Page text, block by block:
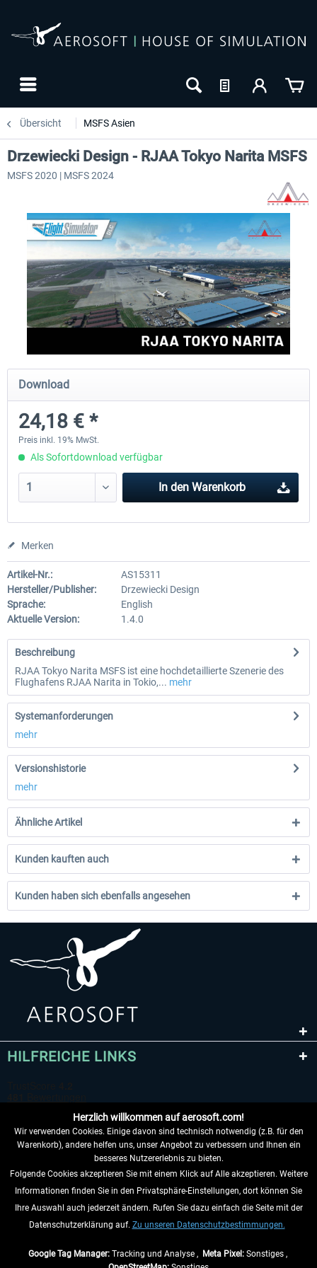
Übersicht MSFS Asien
Aerosoft Mt. Everest Airports Vol. 1 -
9,95 € *
Aerosoft Mt. Everest Airports
Drzewiecki Design - RJAA Tokyo Narita MSFS
MSFS 2020 | MSFS 2024
Download
24,18 € *
Preis inkl. 19% MwSt.
Als Sofortdownload verfügbar
In den Warenkorb
Merken
Artikel-Nr.:
AS15311
Hersteller/Publisher:
Drzewiecki Design
Sprache:
English
Aktuelle Version:
1.4.0
Beschreibung
RJAA Tokyo Narita MSFS ist eine hochdetaillierte Szenerie des
Flughafens RJAA Narita in Tokio,... mehr
Systemanforderungen
mehr
Versionshistorie
mehr
Ähnliche Artikel
Kunden kauften auch
Kunden haben sich ebenfalls angesehen
HILFREICHE LINKS
VERTRAG WIDERRUFEN
INFORMATIONEN
Herzlich willkommen auf aerosoft.com!
Wir verwenden Cookies. Einige davon sind technisch notwendig (z.B. für den
Warenkorb), andere helfen uns, unser Angebot zu verbessern und Ihnen ein
besseres Nutzererlebnis zu bieten.
Folgende Cookies akzeptieren Sie mit einem Klick auf Alle akzeptieren. Weitere
Informationen finden Sie in den Privatsphäre-Einstellungen, dort können Sie
Ihre Auswahl auch jederzeit ändern. Rufen Sie dazu einfach die Seite mit der
Datenschutzerklärung auf. Zu unseren Datenschutzbestimmungen.
Google Tag Manager:Tracking und Analyse , Meta Pixel:Sonstiges ,